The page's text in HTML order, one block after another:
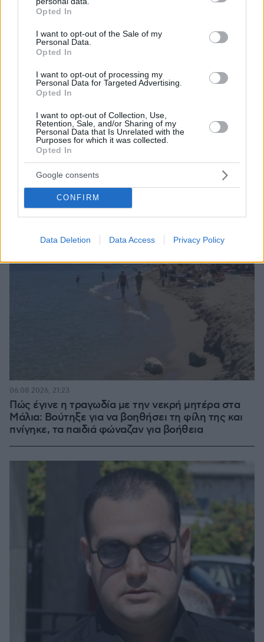
grant or deny consent to Google and its third-party tags to
use your data for below specified purposes in below Google
consent section.
Opted In
I want to opt-out of the Sale of my
Personal Data.
Opted In
I want to opt-out of processing my
Personal Data for Targeted Advertising.
Opted In
I want to opt-out of Collection, Use,
Retention, Sale, and/or Sharing of my
Personal Data that Is Unrelated with the
Purposes for which it was collected.
Opted In
Google consents
CONFIRM
Data Deletion Data Access Privacy Policy
Στο νοσοκομείο διακομίστηκε ναυτικός που
τραυματίστηκε κατά τη πρόσδεση πλοίου στο λιμάνι της
Ρόδου
ΤΑ ΠΙΟ ΔΗΜΟΦΙΛΗ
Πώς έγινε η τραγωδία με την νεκρή μητέρα στα
Μάλια: Βούτηξε για να βοηθήσει τη φίλη της και
πνίγηκε, τα παιδιά φώναζαν για βοήθεια
06.08.2026, 21:23